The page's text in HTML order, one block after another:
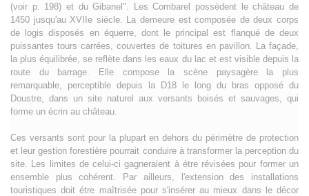
(voir p. 198) et du Gibanel". Les Combarel possèdent le château de
1450 jusqu'au XVIIe siècle. La demeure est composée de deux corps
de logis disposés en équerre, dont le principal est flanqué de deux
puissantes tours carrées, couvertes de toitures en pavillon. La façade,
la plus équilibrée, se reflète dans les eaux du lac et est visible depuis la
route du barrage. Elle compose la scène paysagère la plus
remarquable, perceptible depuis la D18 le long du bras opposé du
Doustre, dans un site naturel aux versants boisés et sauvages, qui
forme un écrin au château.
Ces versants sont pour la plupart en dehors du périmètre de protection
et leur gestion forestière pourrait conduire à transformer la perception du
site. Les limites de celui-ci gagneraient à étre révisées pour former un
ensemble plus cohérent. Par ailleurs, l'extension des installations
touristiques doit étre maîtrisée pour s'insérer au mieux dans le décor